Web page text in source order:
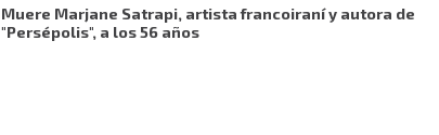
Muere Marjane Satrapi, artista francoiraní y autora de
"Persépolis", a los 56 años